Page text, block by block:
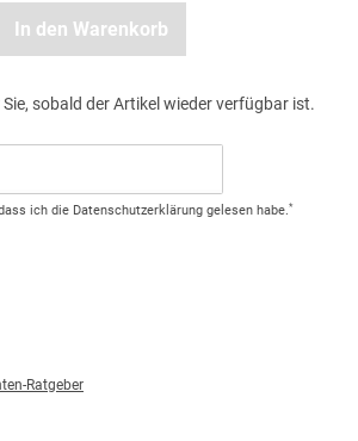
In den Warenkorb
sobald der Artikel wieder verfügbar ist.
ich die Daten­schutz­erklärung gelesen habe.*
Ratgeber